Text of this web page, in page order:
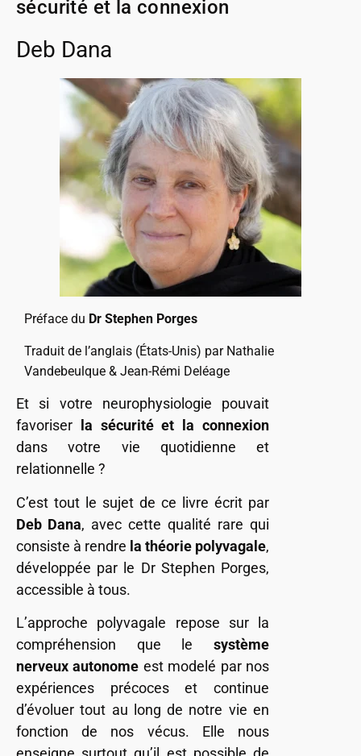
sécurité et la connexion
Deb Dana
Préface du Dr Stephen Porges
Traduit de l’anglais (États-Unis) par Nathalie
Vandebeulque & Jean-Rémi Deléage
Et si votre neurophysiologie pouvait
favoriser la sécurité et la connexion
dans votre vie quotidienne et
relationnelle ?
C’est tout le sujet de ce livre écrit par
Deb Dana, avec cette qualité rare qui
consiste à rendre la théorie polyvagale,
développée par le Dr Stephen Porges,
accessible à tous.
L’approche polyvagale repose sur la
compréhension que le système
nerveux autonome est modelé par nos
expériences précoces et continue
d’évoluer tout au long de notre vie en
fonction de nos vécus. Elle nous